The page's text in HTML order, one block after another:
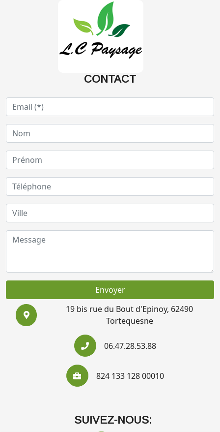
CONTACT
Envoyer
19 bis rue du Bout d'Epinoy, 62490
Tortequesne
06.47.28.53.88
824 133 128 00010
SUIVEZ-NOUS: